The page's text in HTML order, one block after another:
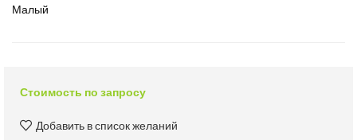
Малый
Стоимость по запросу
Добавить в список желаний